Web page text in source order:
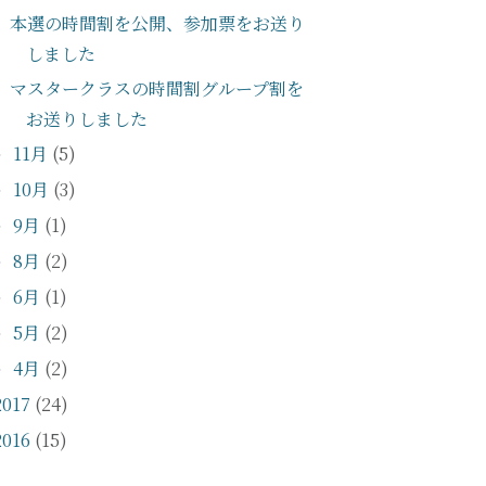
本選の時間割を公開、参加票をお送り
しました
マスタークラスの時間割グループ割を
お送りしました
11月 (5)
10月 (3)
9月 (1)
8月 (2)
6月 (1)
5月 (2)
4月 (2)
(24)
(15)